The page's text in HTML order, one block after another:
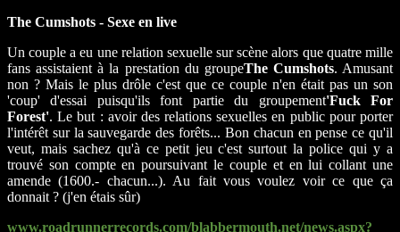
The Cumshots - Sexe en live
Un couple a eu une relation sexuelle sur scène alors que quatre mille
fans assistaient à la prestation du groupeThe Cumshots. Amusant
non ? Mais le plus drôle c'est que ce couple n'en était pas un son
'coup' d'essai puisqu'ils font partie du groupement'Fuck For
Forest'. Le but : avoir des relations sexuelles en public pour porter
l'intérêt sur la sauvegarde des forêts... Bon chacun en pense ce qu'il
veut, mais sachez qu'à ce petit jeu c'est surtout la police qui y a
trouvé son compte en poursuivant le couple et en lui collant une
amende (1600.- chacun...). Au fait vous voulez voir ce que ça
donnait ? (j'en étais sûr)
www.roadrunnerrecords.com/blabbermouth.net/news.aspx?